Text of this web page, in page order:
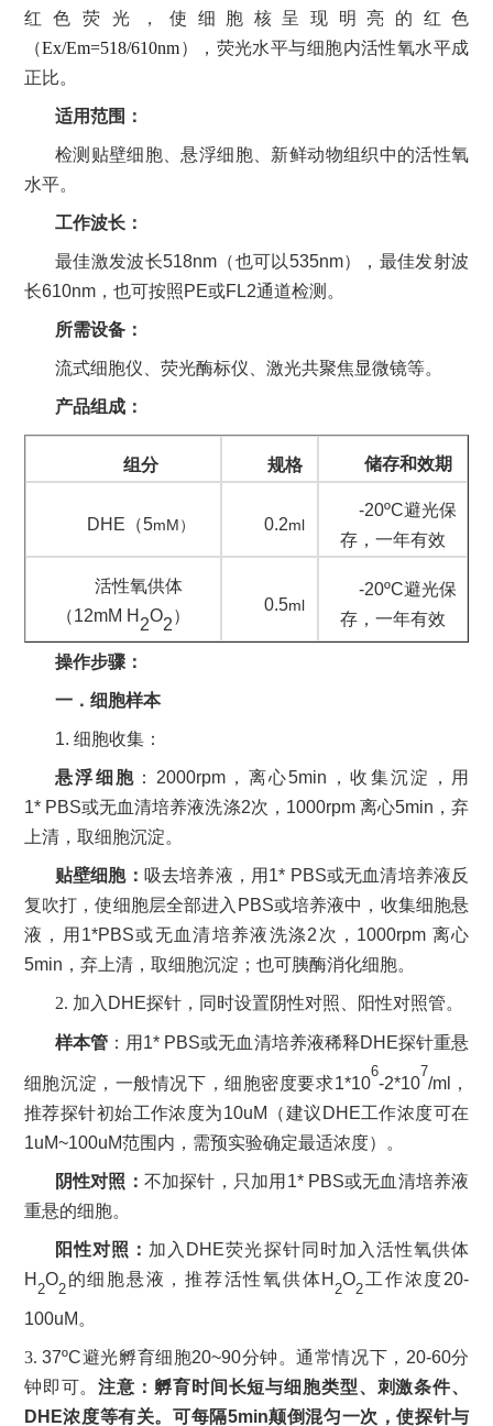
红色荧光
，使细胞核呈现明亮的红色
（Ex/Em=518/610nm），荧光水平与细胞内活性氧水平成
正比。
适用范围：
检测贴壁细胞、悬浮细胞、新鲜动物组织中的活性氧
水平。
工作波长：
最佳激发波长518nm（也可以535nm）
，最佳发射波
长610nm，也可按照 PE或FL2通道检测。
所需设备：
流式细胞仪、荧光酶标仪、激光共聚焦显微镜等。
产品组成：
组分 规格 储存和效期
DHE （5mM ） 0.2ml
-20ºC避光保
存，一年有效
活性氧供体
（12mM H 2O2）
0.5ml
-20ºC避光保
存，一年有效
操作步骤：
一． 细胞样本
1. 细胞收集：
悬浮细胞 ： 2000rpm，离心5min ，收集沉淀，用
1* PBS或无血清培养液洗涤2次 ， 1000rpm 离心5min ，弃
上清，取细胞沉淀。
贴壁细胞： 吸去培养液，用 1* PBS或无血清培养液反
复吹打，使细胞层全部进入 PBS或培养液中，收集细胞悬
液，用 1*PBS或无血清培养液洗涤2 次， 1000rpm 离心
5min ，弃上清，取细胞沉淀； 也可胰酶消化细胞。
2. 加入 DHE探针，同时设置阴性对照、阳性对照管。
样本管 ：用 1* PBS或无血清培养液稀释DHE探针重悬
细胞沉淀，一般情况下，细胞密度要求1*10
6
-2*10
7
/ml
，
推荐探针初始工作浓度为10uM （建议 DHE工作浓度可在
1uM~100uM范围内，需预实验确定最适浓度）。
阴性对照： 不加探针，只加用 1* PBS或无血清培养液
重悬的细胞。
阳性对照： 加入 DHE荧光探针同时加入活性氧供体
H
2
O
2
的细胞悬液，推荐活性氧供体H
2
O
2
工作浓度20-
100uM 。
3.37ºC避光孵育细胞20~90分钟 。通常情况下， 20-60分
钟即可。注意：孵育时间长短与细胞类型、刺激条件、
DHE浓度等有关。可每隔5min颠倒混匀一次 ，使探针与